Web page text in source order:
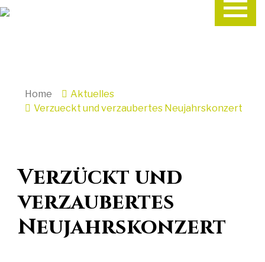
Home
Aktuelles
Verzueckt und verzaubertes Neujahrskonzert
Verzückt und
verzaubertes
Neujahrskonzert